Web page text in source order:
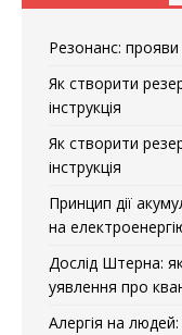
Резонанс: прояви
Як створити
інструкція
Як створити
інструкція
Принцип дії
на
Дослід Штерна:
уявлення про
Алергія на